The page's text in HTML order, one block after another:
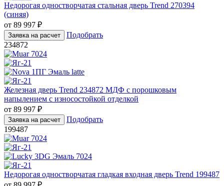
Недорогая одностворчатая стальная дверь Trend 270394
(синяя)
от 89 997 ₽
Заявка на расчет
Подобрать
234872
Железная дверь Trend 234872 МДФ с порошковым
напылением с износостойкой отделкой
от 89 997 ₽
Заявка на расчет
Подобрать
199487
Недорогая одностворчатая гладкая входная дверь Trend 199487